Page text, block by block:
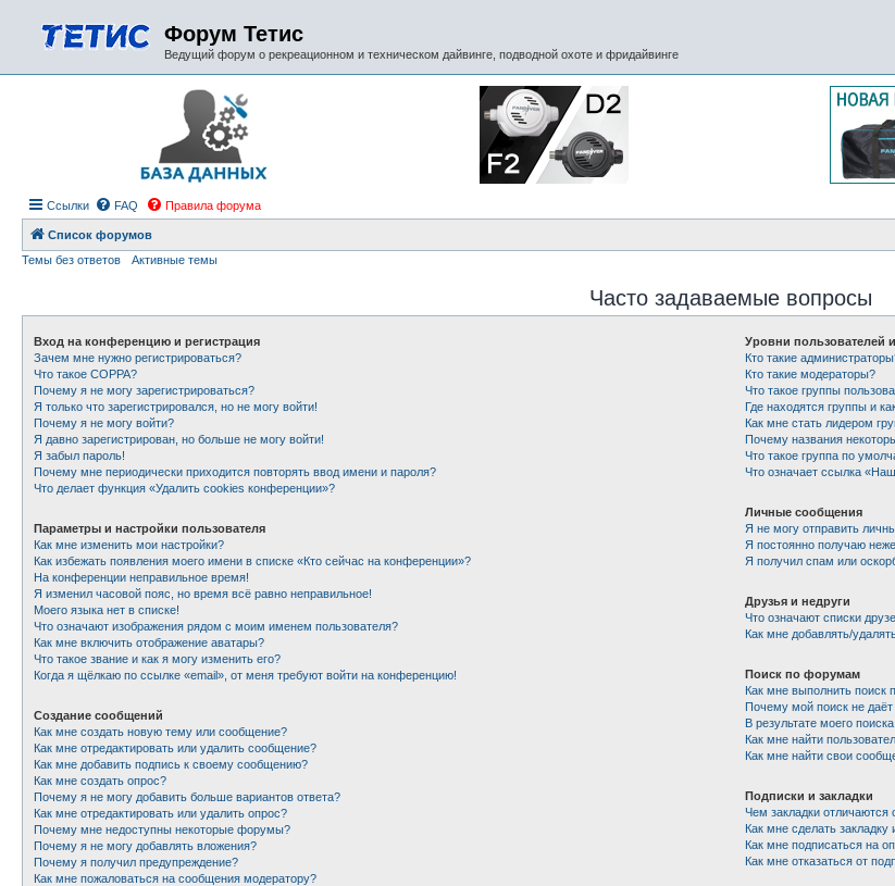
Форум Тетис
Ведущий форум о рекреационном и техническом дайвинге, подводной охоте и фридайвинге
Ссылки FAQ Правила форума
Список форумов
Темы без ответов
Активные темы
Часто задаваемые вопросы
Вход на конференцию и регистрация
Зачем мне нужно регистрироваться?
Что такое COPPA?
Почему я не могу зарегистрироваться?
Я только что зарегистрировался, но не могу войти!
Почему я не могу войти?
Я давно зарегистрирован, но больше не могу войти!
Я забыл пароль!
Почему мне периодически приходится повторять ввод имени и пароля?
Что делает функция «Удалить cookies конференции»?
Параметры и настройки пользователя
Как мне изменить мои настройки?
Как избежать появления моего имени в списке «Кто сейчас на конференции»?
На конференции неправильное время!
Я изменил часовой пояс, но время всё равно неправильное!
Моего языка нет в списке!
Что означают изображения рядом с моим именем пользователя?
Как мне включить отображение аватары?
Что такое звание и как я могу изменить его?
Когда я щёлкаю по ссылке «email», от меня требуют войти на конференцию!
Создание сообщений
Как мне создать новую тему или сообщение?
Как мне отредактировать или удалить сообщение?
Как мне добавить подпись к своему сообщению?
Как мне создать опрос?
Почему я не могу добавить больше вариантов ответа?
Как мне отредактировать или удалить опрос?
Почему мне недоступны некоторые форумы?
Почему я не могу добавлять вложения?
Почему я получил предупреждение?
Как мне пожаловаться на сообщения модератору?
Уровни пользователей
Кто такие
Кто такие модераторы?
Что такое группы
Где находятся группы и
Как мне стать лидером
Почему названия
Что такое группа по
Что означает ссылка
Личные сообщения
Я не могу отправить
Я постоянно получаю
Я получил спам или
Друзья и недруги
Что означают списки
Как мне добавлять/
Поиск по форумам
Как мне выполнить
Почему мой поиск не даёт
В результате моего
Как мне найти
Как мне найти свои
Подписки и закладки
Чем закладки отличаются
Как мне сделать
Как мне подписаться на
Как мне отказаться от